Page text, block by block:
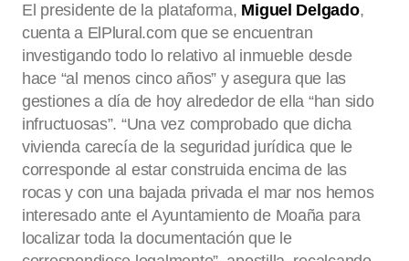
El presidente de la plataforma, Miguel Delgado,
cuenta a ElPlural.com que se encuentran
investigando todo lo relativo al inmueble desde
hace “al menos cinco años” y asegura que las
gestiones a día de hoy alrededor de ella “han sido
infructuosas”. “Una vez comprobado que dicha
vivienda carecía de la seguridad jurídica que le
corresponde al estar construida encima de las
rocas y con una bajada privada el mar nos hemos
interesado ante el Ayuntamiento de Moaña para
localizar toda la documentación que le